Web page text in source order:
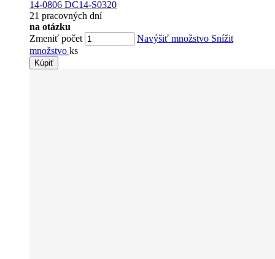
14-0806 DC14-S0320
21 pracovných dní
na otázku
Zmeniť počet
Navýšiť množstvo Snížit
množstvo ks
Kúpiť